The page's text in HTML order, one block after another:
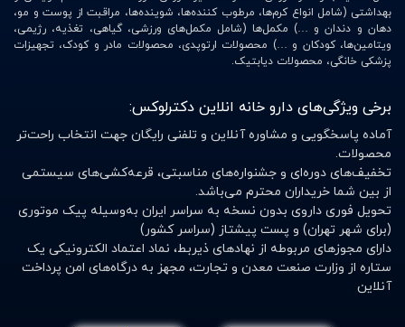
بهداشتی (شامل انواع کرم‌ها، مرطوب کننده‌ها، شوینده‌ها، مراقبت از پوست و مو،
دهان و دندان و …) مکمل‌ها (شامل مکمل‌های ورزشی، گیاهی، تغذیه، رژیمی،
ویتامین‌ها، کودکان و …) محصولات ارتوپدی، محصولات مادر و کودک، تجهیزات
پزشکی خانگی، محصولات دیابتیک.
برخی ویژگی‌های دارو خانه انلاین دکترلوکس:
آماده پاسخگویی و مشاوره آنلاین و تلفنی رایگان جهت انتخاب راحت‌تر
محصولات.
تخفیف‌های دوره‌ای و جشنواره‌های مناسبتی، قرعه‌کشی‌های سیستمی
از بین شما خریداران محترم می‌باشد.
تحویل فوری داروی بدون نسخه به سراسر ایران به‌وسیله پیک موتوری
(برای شهر تهران) و پست پیشتاز (سراسر کشور)
دارای مجوزهای مربوطه از نهادهای ذیربط، نماد اعتماد الکترونیکی یک
ستاره از وزارت صنعت معدن و تجارت، مجهز به درگاه‌های امن پرداخت
آنلاین